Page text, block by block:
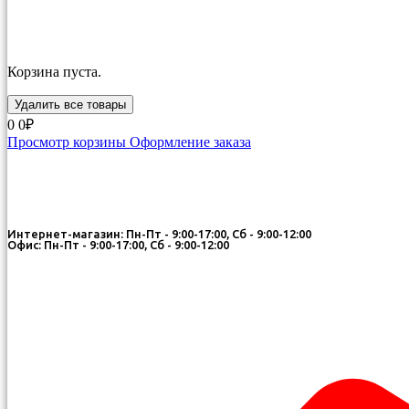
Корзина пуста.
Удалить все товары
0 0₽
Просмотр корзины Оформление заказа
Интернет-магазин: Пн-Пт - 9:00-17:00, Сб - 9:00-12:00
Офис: Пн-Пт - 9:00-17:00, Сб - 9:00-12:00